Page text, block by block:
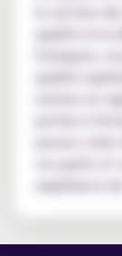
le secteur
qualité et la
Extrapure,
qualité
normes en
portée à
pouvez
vos goûts
expérience